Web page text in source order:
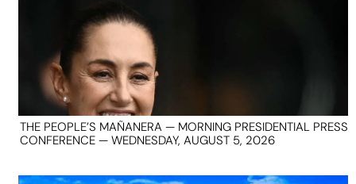
THE PEOPLE’S MAÑANERA — MORNING PRESIDENTIAL PRESS
CONFERENCE — WEDNESDAY, AUGUST 5, 2026